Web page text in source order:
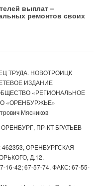
выплат –
ремонтов своих
ТРУДА. НОВОТРОИЦК
ИЗДАНИЕ
«РЕГИОНАЛЬНОЕ
«ОРЕНБУРЖЬЕ»
Мясников
ПР-КТ БРАТЬЕВ
ОРЕНБУРГСКАЯ
Д.12.
42; 67-57-74. ФАКС: 67-55-